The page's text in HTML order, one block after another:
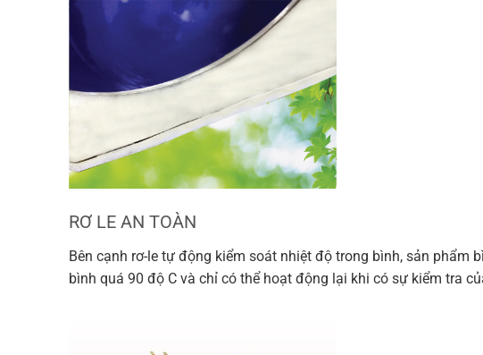
RƠ LE AN TOÀN
Bên cạnh rơ-le tự động kiểm soát nhiệt độ trong bình, sản phẩm
bình quá 90 độ C và chỉ có thể hoạt động lại khi có sự kiểm tra